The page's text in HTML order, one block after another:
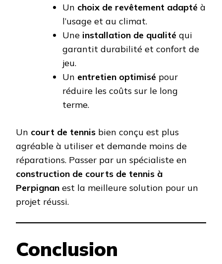
Un choix de revêtement adapté à
l’usage et au climat.
Une installation de qualité qui
garantit durabilité et confort de
jeu.
Un entretien optimisé pour
réduire les coûts sur le long
terme.
Un court de tennis bien conçu est plus
agréable à utiliser et demande moins de
réparations. Passer par un spécialiste en
construction de courts de tennis à
Perpignan est la meilleure solution pour un
projet réussi.
Conclusion